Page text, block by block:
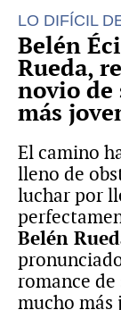
LO DIFÍCIL
Belén
Rueda,
novio de
más
El camino
lleno de
luchar por
Belén
romance
mucho más